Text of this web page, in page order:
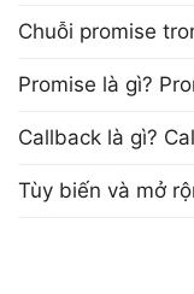
Chuỗi promise
Promise là gì?
Callback là gì?
Tùy biến và mở